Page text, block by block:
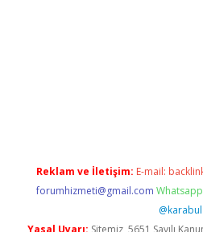
Reklam ve İletişim: E-mail:
forumhizmeti@gmail.com
@karabul
Yasal Uyarı: Sitemiz, 5651 Sayılı